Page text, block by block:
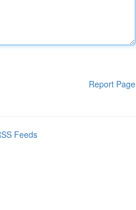
Report Page
Feeds